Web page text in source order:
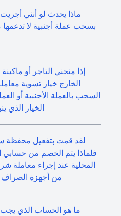
ماذا يحدث لو أنني
بسحب عملة أجنبية لا
إذا منحني التاجر أو
الخارج خيار تسوية
السحب بالعملة الأجنبية أو
الخيار الذي
لقد قمت بتفعيل محفظة
فلماذا يتم الخصم من حسابي
المحلية عند إجراء معاملة
من أجهزة الصراف
ما هو الحساب الذي